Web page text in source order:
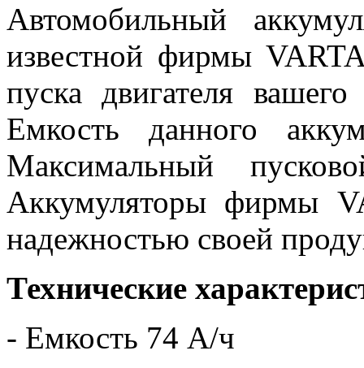
Автомобильный
известной фирмы
пуска двигателя
Емкость данного
Максимальный
Аккумуляторы фирмы
надежностью своей
Технические
- Емкость 74 А/ч